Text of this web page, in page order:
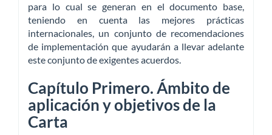
para lo cual se generan en el documento base,
teniendo en cuenta las mejores prácticas
internacionales, un conjunto de recomendaciones
de implementación que ayudarán a llevar adelante
este conjunto de exigentes acuerdos.
Capítulo Primero. Ámbito de
aplicación y objetivos de la
Carta